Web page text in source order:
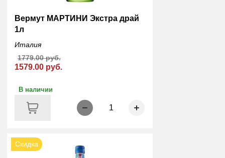
Вермут МАРТИНИ Экстра драй
1л
Италия
1579.00 руб.
1779.00 руб.
В наличии
1
Скидка